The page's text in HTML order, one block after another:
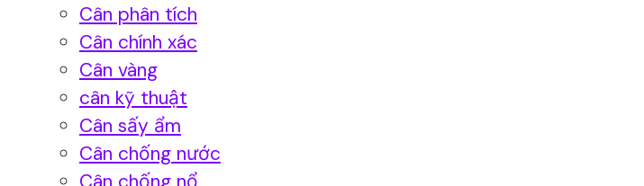
Cân phân tích
Cân chính xác
Cân vàng
cân kỹ thuật
Cân sấy ẩm
Cân chống nước